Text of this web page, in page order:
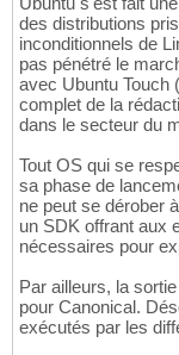
des distributions
inconditionnels de
pas pénétré le
avec Ubuntu Touch
complet de la
dans le secteur du
Tout OS qui se
sa phase de
ne peut se dérober
un SDK offrant aux
nécessaires pour
Par ailleurs, la
pour Canonical.
exécutés par les